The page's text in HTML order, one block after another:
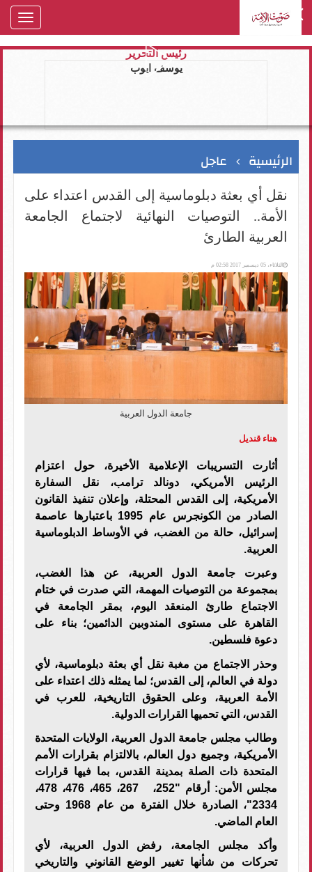
رئيس التحرير
يوسف ايوب
الرئيسية عاجل
نقل أي بعثة دبلوماسية إلى القدس اعتداء على
الأمة.. التوصيات النهائية لاجتماع الجامعة
العربية الطارئ
الثلاثاء، 05 ديسمبر 2017 02:58 م
جامعة الدول العربية
هناء قنديل
أثارت التسريبات الإعلامية الأخيرة، حول اعتزام
الرئيس الأمريكي، دونالد ترامب، نقل السفارة
الأمريكية، إلى القدس المحتلة، وإعلان تنفيذ القانون
الصادر من الكونجرس عام 1995 باعتبارها عاصمة
إسرائيل، حالة من الغضب، في الأوساط الدبلوماسية
العربية.
وعبرت جامعة الدول العربية، عن هذا الغضب،
بمجموعة من التوصيات المهمة، التي صدرت في ختام
الاجتماع طارئ المنعقد اليوم، بمقر الجامعة في
القاهرة على مستوى المندوبين الدائمين؛ بناء على
دعوة فلسطين.
وحذر الاجتماع من مغبة نقل أي بعثة دبلوماسية، لأي
دولة في العالم، إلى القدس؛ لما يمثله ذلك اعتداء على
الأمة العربية، وعلى الحقوق التاريخية، للعرب في
القدس، التي تحميها القرارات الدولية.
وطالب مجلس جامعة الدول العربية، الولايات المتحدة
الأمريكية، وجميع دول العالم، بالالتزام بقرارات الأمم
المتحدة ذات الصلة بمدينة القدس، بما فيها قرارات
مجلس الأمن: أرقام "252، 267، 465، 476، 478،
2334"، الصادرة خلال الفترة من عام 1968 وحتى
العام الماضي.
وأكد مجلس الجامعة، رفض الدول العربية، لأي
تحركات من شأنها تغيير الوضع القانوني والتاريخي